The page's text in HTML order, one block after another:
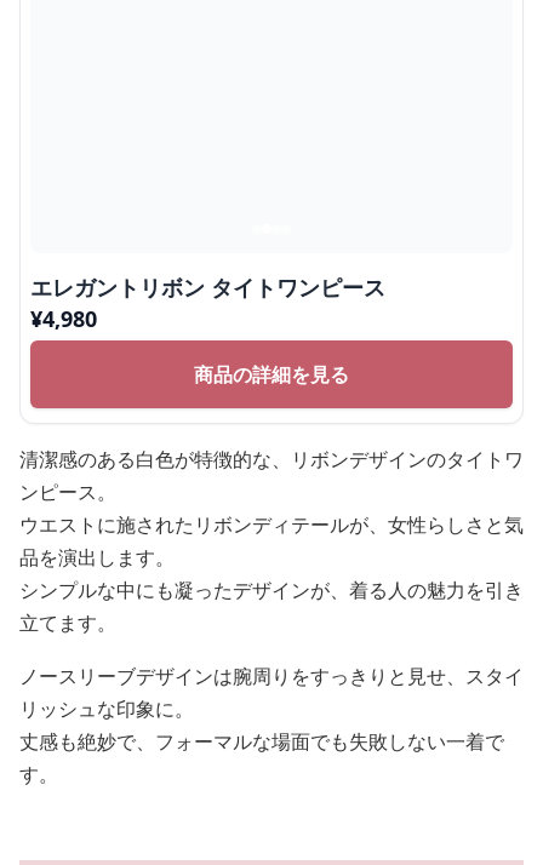
エレガントリボン タイトワンピース
¥4,980
商品の詳細を見る
清潔感のある白色が特徴的な、リボンデザインのタイトワ
ンピース。
ウエストに施されたリボンディテールが、女性らしさと気
品を演出します。
シンプルな中にも凝ったデザインが、着る人の魅力を引き
立てます。
ノースリーブデザインは腕周りをすっきりと見せ、スタイ
リッシュな印象に。
丈感も絶妙で、フォーマルな場面でも失敗しない一着で
す。